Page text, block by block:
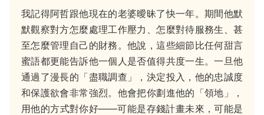
我記得阿哲跟他現在的老婆曖昧了快一年。期間他默
默觀察對方怎麼處理工作壓力、怎麼對待服務生、甚
至怎麼管理自己的財務。他說，這些細節比任何甜言
蜜語都更能告訴他一個人是否值得共度一生。一旦他
通過了漫長的「盡職調查」，決定投入，他的忠誠度
和保護欲會非常強烈。他會把你劃進他的「領地」，
用他的方式對你好——可能是存錢計畫未來，可能是